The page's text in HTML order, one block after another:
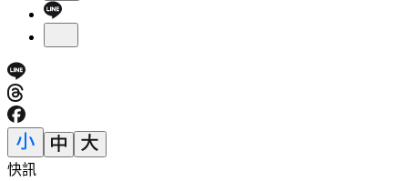
快訊